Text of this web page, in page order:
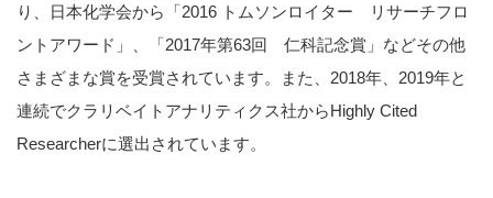
り、日本化学会から「2016 トムソンロイター リサーチフロ
ントアワード」、「2017年第63回 仁科記念賞」などその他
さまざまな賞を受賞されています。また、2018年、2019年と
連続でクラリベイトアナリティクス社からHighly Cited
Researcherに選出されています。